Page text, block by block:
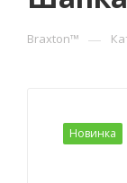
Braxton™ —
Новинка